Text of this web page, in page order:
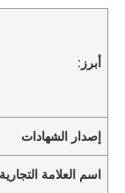
أبرز:
إصدار الشهادات
اسم العلامة التجارية